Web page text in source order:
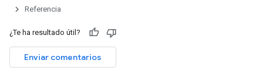
Referencia
¿Te ha resultado útil?
Enviar comentarios